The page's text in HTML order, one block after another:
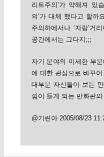
리트주의’가 약해져 있
의’가 대체 했다고 할까
주의하에서나 ‘자랑’거
공간에서는 그다지;;;
자기 분야의 미세한 부
에 대한 관심으로 바꾸
대부분 자신들이 보는
낌이 들게 되는 만화판의
@기린아 2005/08/23